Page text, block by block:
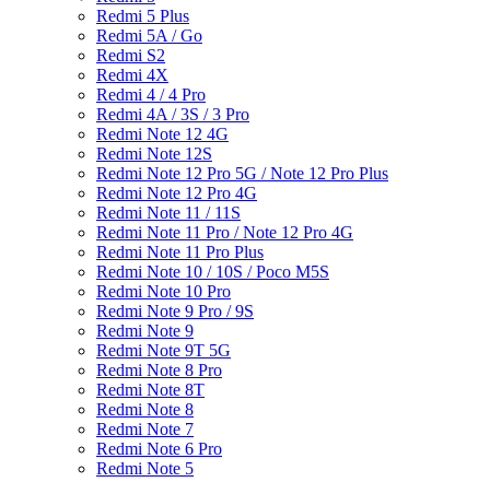
Redmi 5 Plus
Redmi 5A / Go
Redmi S2
Redmi 4X
Redmi 4 / 4 Pro
Redmi 4A / 3S / 3 Pro
Redmi Note 12 4G
Redmi Note 12S
Redmi Note 12 Pro 5G / Note 12 Pro Plus
Redmi Note 12 Pro 4G
Redmi Note 11 / 11S
Redmi Note 11 Pro / Note 12 Pro 4G
Redmi Note 11 Pro Plus
Redmi Note 10 / 10S / Poco M5S
Redmi Note 10 Pro
Redmi Note 9 Pro / 9S
Redmi Note 9
Redmi Note 9T 5G
Redmi Note 8 Pro
Redmi Note 8T
Redmi Note 8
Redmi Note 7
Redmi Note 6 Pro
Redmi Note 5